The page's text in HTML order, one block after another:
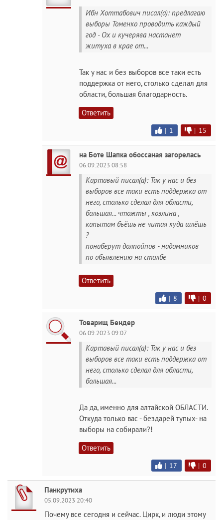
Ибн Хоттабович писал(а): предлагаю
выборы Томенко проводить каждый
год - Ох и кучерява настанет
житуха в крае от...
Так у нас и без выборов все таки есть
поддержка от него, столько сделал для
области, большая благодарность.
Ответить
| 1 | 15
на Боте Шапка обоссаная загорелась
06.09.2023 08:58
Картавый писал(а): Так у нас и без
выборов все таки есть поддержка от
него, столько сделал для области,
большая... чтожты , козлина ,
копытом бьёшь не читая куда шлёшь
?
понаберут долпойпов - надомников
по объявлению на столбе
Ответить
| 8 | 0
Товарищ Бендер
06.09.2023 09:07
Картавый писал(а): Так у нас и без
выборов все таки есть поддержка от
него, столько сделал для области,
большая...
Да да, именно для алтайской ОБЛАСТИ.
Откуда только вас - бездарей тупых- на
выборы на собирали?!
Ответить
| 17 | 0
Панкрутиха
05.09.2023 20:40
Почему все сегодня и сейчас. Цирк, и люди этому